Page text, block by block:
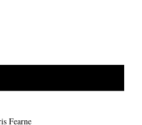
Fearne